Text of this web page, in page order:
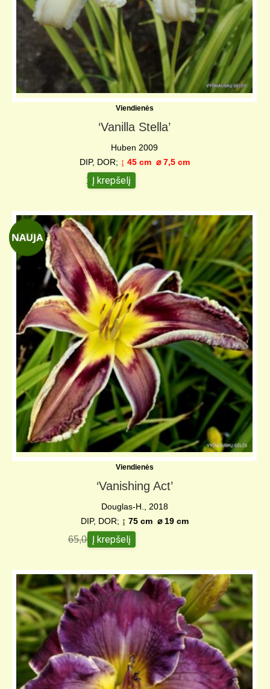
Viendienės
‘Vanilla Stella’
Huben 2009
DIP, DOR; ↨ 45 cm ⌀ 7,5 cm
10,00€
Į krepšelį
-26%
Viendienės
‘Vanishing Act’
Douglas-H., 2018
DIP, DOR; ↨ 75 cm ⌀19 cm
65,00 € 48,00 €
Į krepšelį